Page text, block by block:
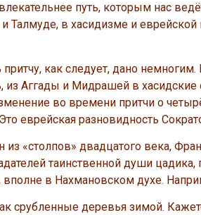
путь, которым нас
Талмуде, в хасидизме и
как следует, дано
из Аггады и Мидрашей в
во времени притчи о
еврейская разновидность
из «столпов» двадцатого века,
таинственной души
вполне в Нахмановском духе.
срубленные деревья зимой.